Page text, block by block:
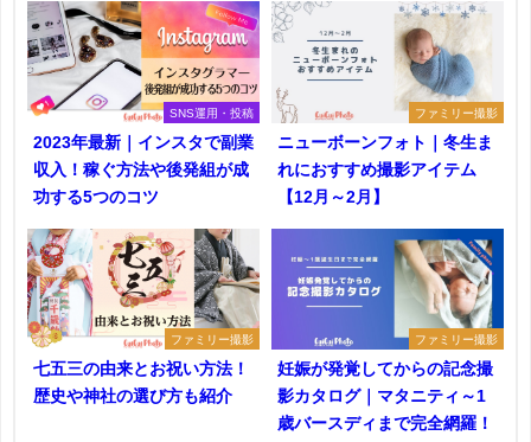
SNS運用・投稿
2023年最新｜インスタで副業
収入！稼ぐ方法や後発組が成
功する5つのコツ
ファミリー撮影
ニューボーンフォト｜冬生ま
れにおすすめ撮影アイテム
【12月～2月】
ファミリー撮影
七五三の由来とお祝い方法！
歴史や神社の選び方も紹介
ファミリー撮影
妊娠が発覚してからの記念撮
影カタログ｜マタニティ～1
歳バースディまで完全網羅！